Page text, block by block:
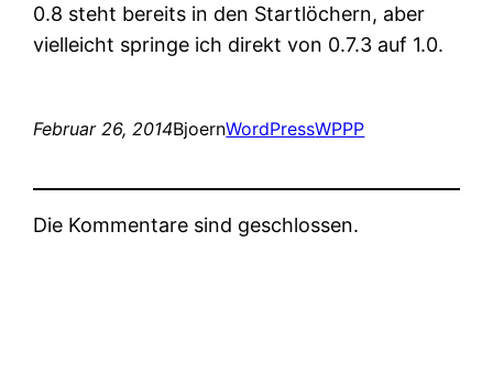
0.8 steht bereits in den Startlöchern, aber
vielleicht springe ich direkt von 0.7.3 auf 1.0.
Februar 26, 2014BjoernWordPressWPPP
Die Kommentare sind geschlossen.